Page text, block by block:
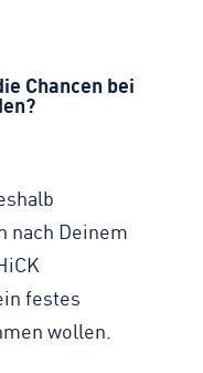
Chancen bei
nach Deinem
festes
wollen.